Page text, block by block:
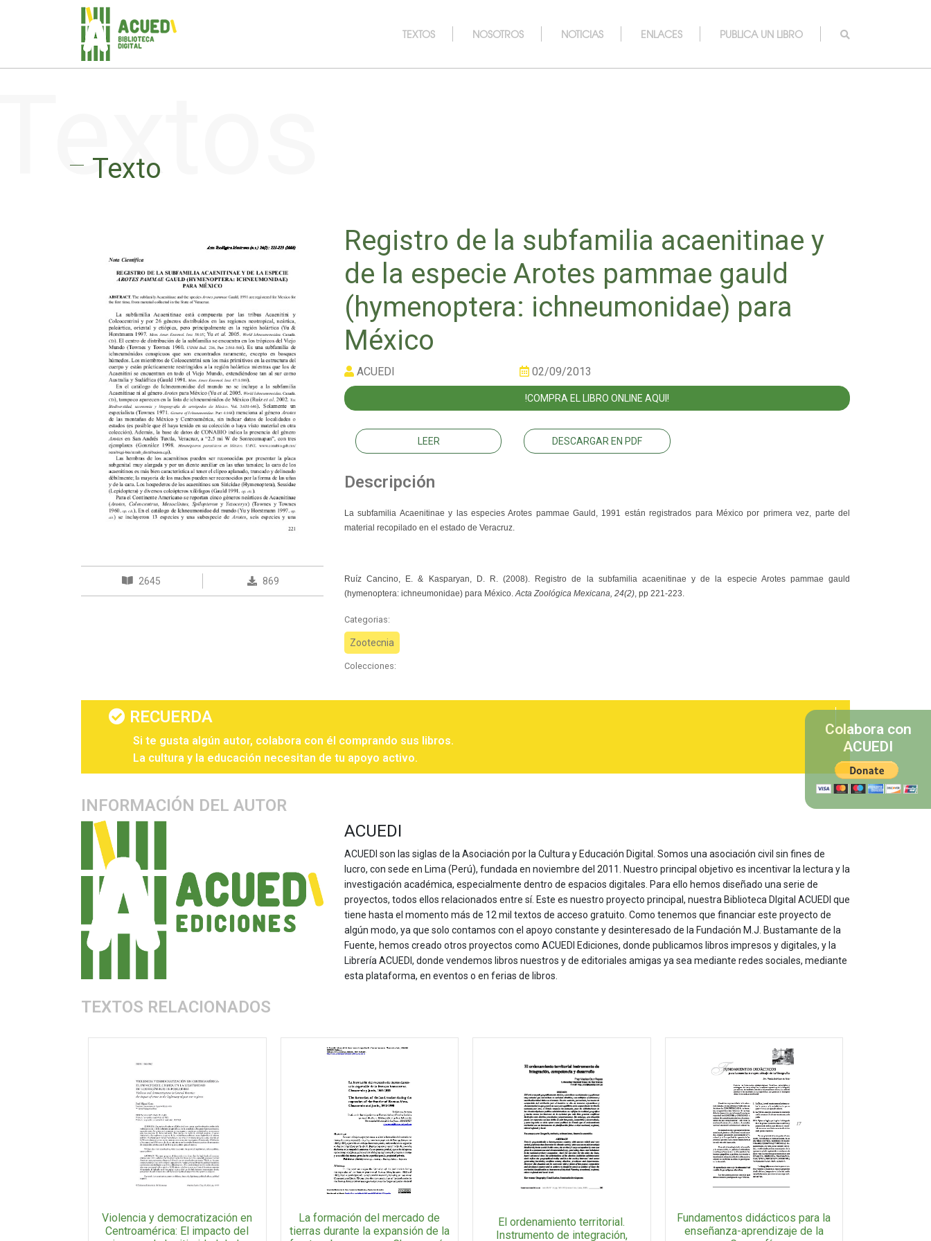
TEXTOS NOSOTROS NOTICIAS ENLACES PUBLICA UN LIBRO
Texto
2645 869
Registro de la subfamilia acaenitinae y
de la especie Arotes pammae gauld
(hymenoptera: ichneumonidae) para
México
ACUEDI 02/09/2013
!COMPRA EL LIBRO ONLINE AQUI!
LEER DESCARGAR EN PDF
Descripción
La subfamilia Acaenitinae y las especies Arotes pammae Gauld, 1991 están registrados para México por primera vez, parte del
material recopilado en el estado de Veracruz.
Ruíz Cancino, E. & Kasparyan, D. R. (2008). Registro de la subfamilia acaenitinae y de la especie Arotes pammae gauld
(hymenoptera: ichneumonidae) para México. Acta Zoológica Mexicana, 24(2) , pp 221-223.
Categorias:
Zootecnia
Colecciones:
RECUERDA
Si te gusta algún autor, colabora con él comprando sus libros.
La cultura y la educación necesitan de tu apoyo activo.
INFORMACIÓN DEL AUTOR
ACUEDI
ACUEDI son las siglas de la Asociación por la Cultura y Educación Digital. Somos una asociación civil sin fines de
lucro, con sede en Lima (Perú), fundada en noviembre del 2011. Nuestro principal objetivo es incentivar la lectura y la
investigación académica, especialmente dentro de espacios digitales. Para ello hemos diseñado una serie de
proyectos, todos ellos relacionados entre sí. Este es nuestro proyecto principal, nuestra Biblioteca DIgital ACUEDI que
tiene hasta el momento más de 12 mil textos de acceso gratuito. Como tenemos que financiar este proyecto de
algún modo, ya que solo contamos con el apoyo constante y desinteresado de la Fundación M.J. Bustamante de la
Fuente, hemos creado otros proyectos como ACUEDI Ediciones, donde publicamos libros impresos y digitales, y la
Librería ACUEDI, donde vendemos libros nuestros y de editoriales amigas ya sea mediante redes sociales, mediante
esta plataforma, en eventos o en ferias de libros.
TEXTOS RELACIONADOS
Violencia y democratización en
Centroamérica: El impacto del
La formación del mercado de
tierras durante la expansión de la
El ordenamiento territorial.
Instrumento de integración,
Fundamentos didácticos para la
enseñanza-aprendizaje de la
Colabora con
ACUEDI